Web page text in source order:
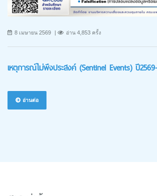
8 เมษายน 2569 อ่าน 4,853 ครั้ง
เหตุการณ์ไม่พึงประสงค์ (Sentinel Events) ปี
อ่านต่อ